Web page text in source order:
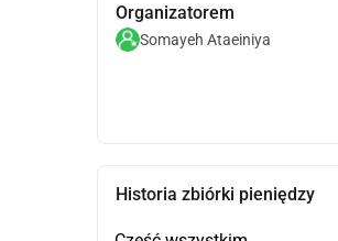
Organizatorem
Somayeh Ataeiniya
Historia zbiórki pieniędzy